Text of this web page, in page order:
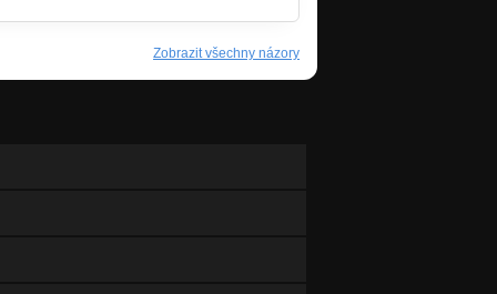
Zobrazit všechny názory